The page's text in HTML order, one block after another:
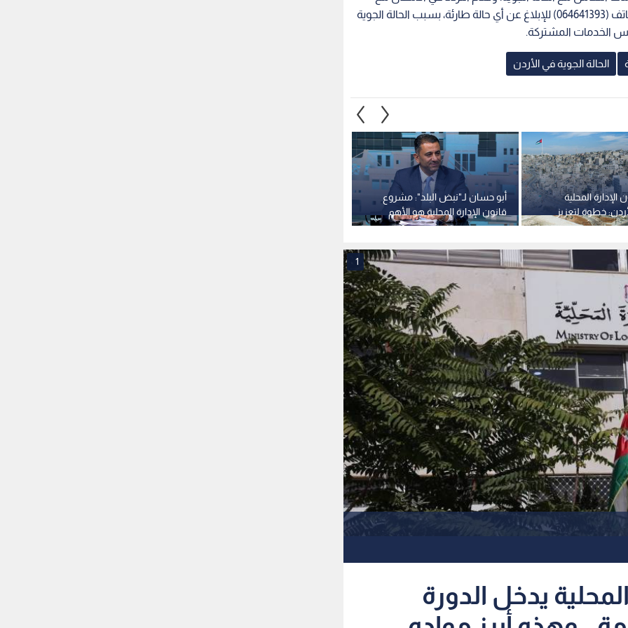
غرفة الطوارئ الرئيسية في الوزارة بعمان على رقم هاتف (064641393) للإبلاغ عن أي حالة طارئة، بسبب الحالة الجوية
الخدمات المشتركة.
الحالة الجوية في الأردن
أبو حسان لـ"نبض البلد": مشروع
قانون الإدارة المحلية هو الأهم
للمواطن ويمسه مباشرة.. فيديو
المحلية
خطوة لتعزيز
المرأة والشباب
1
يدخل الدورة